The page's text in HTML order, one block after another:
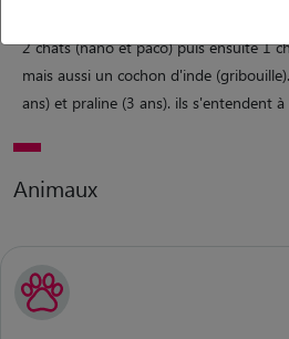
2 chats (nano et paco) puis ensuite 1
mais aussi un cochon d'inde
ans) et praline (3 ans). ils s'entendent à
Animaux